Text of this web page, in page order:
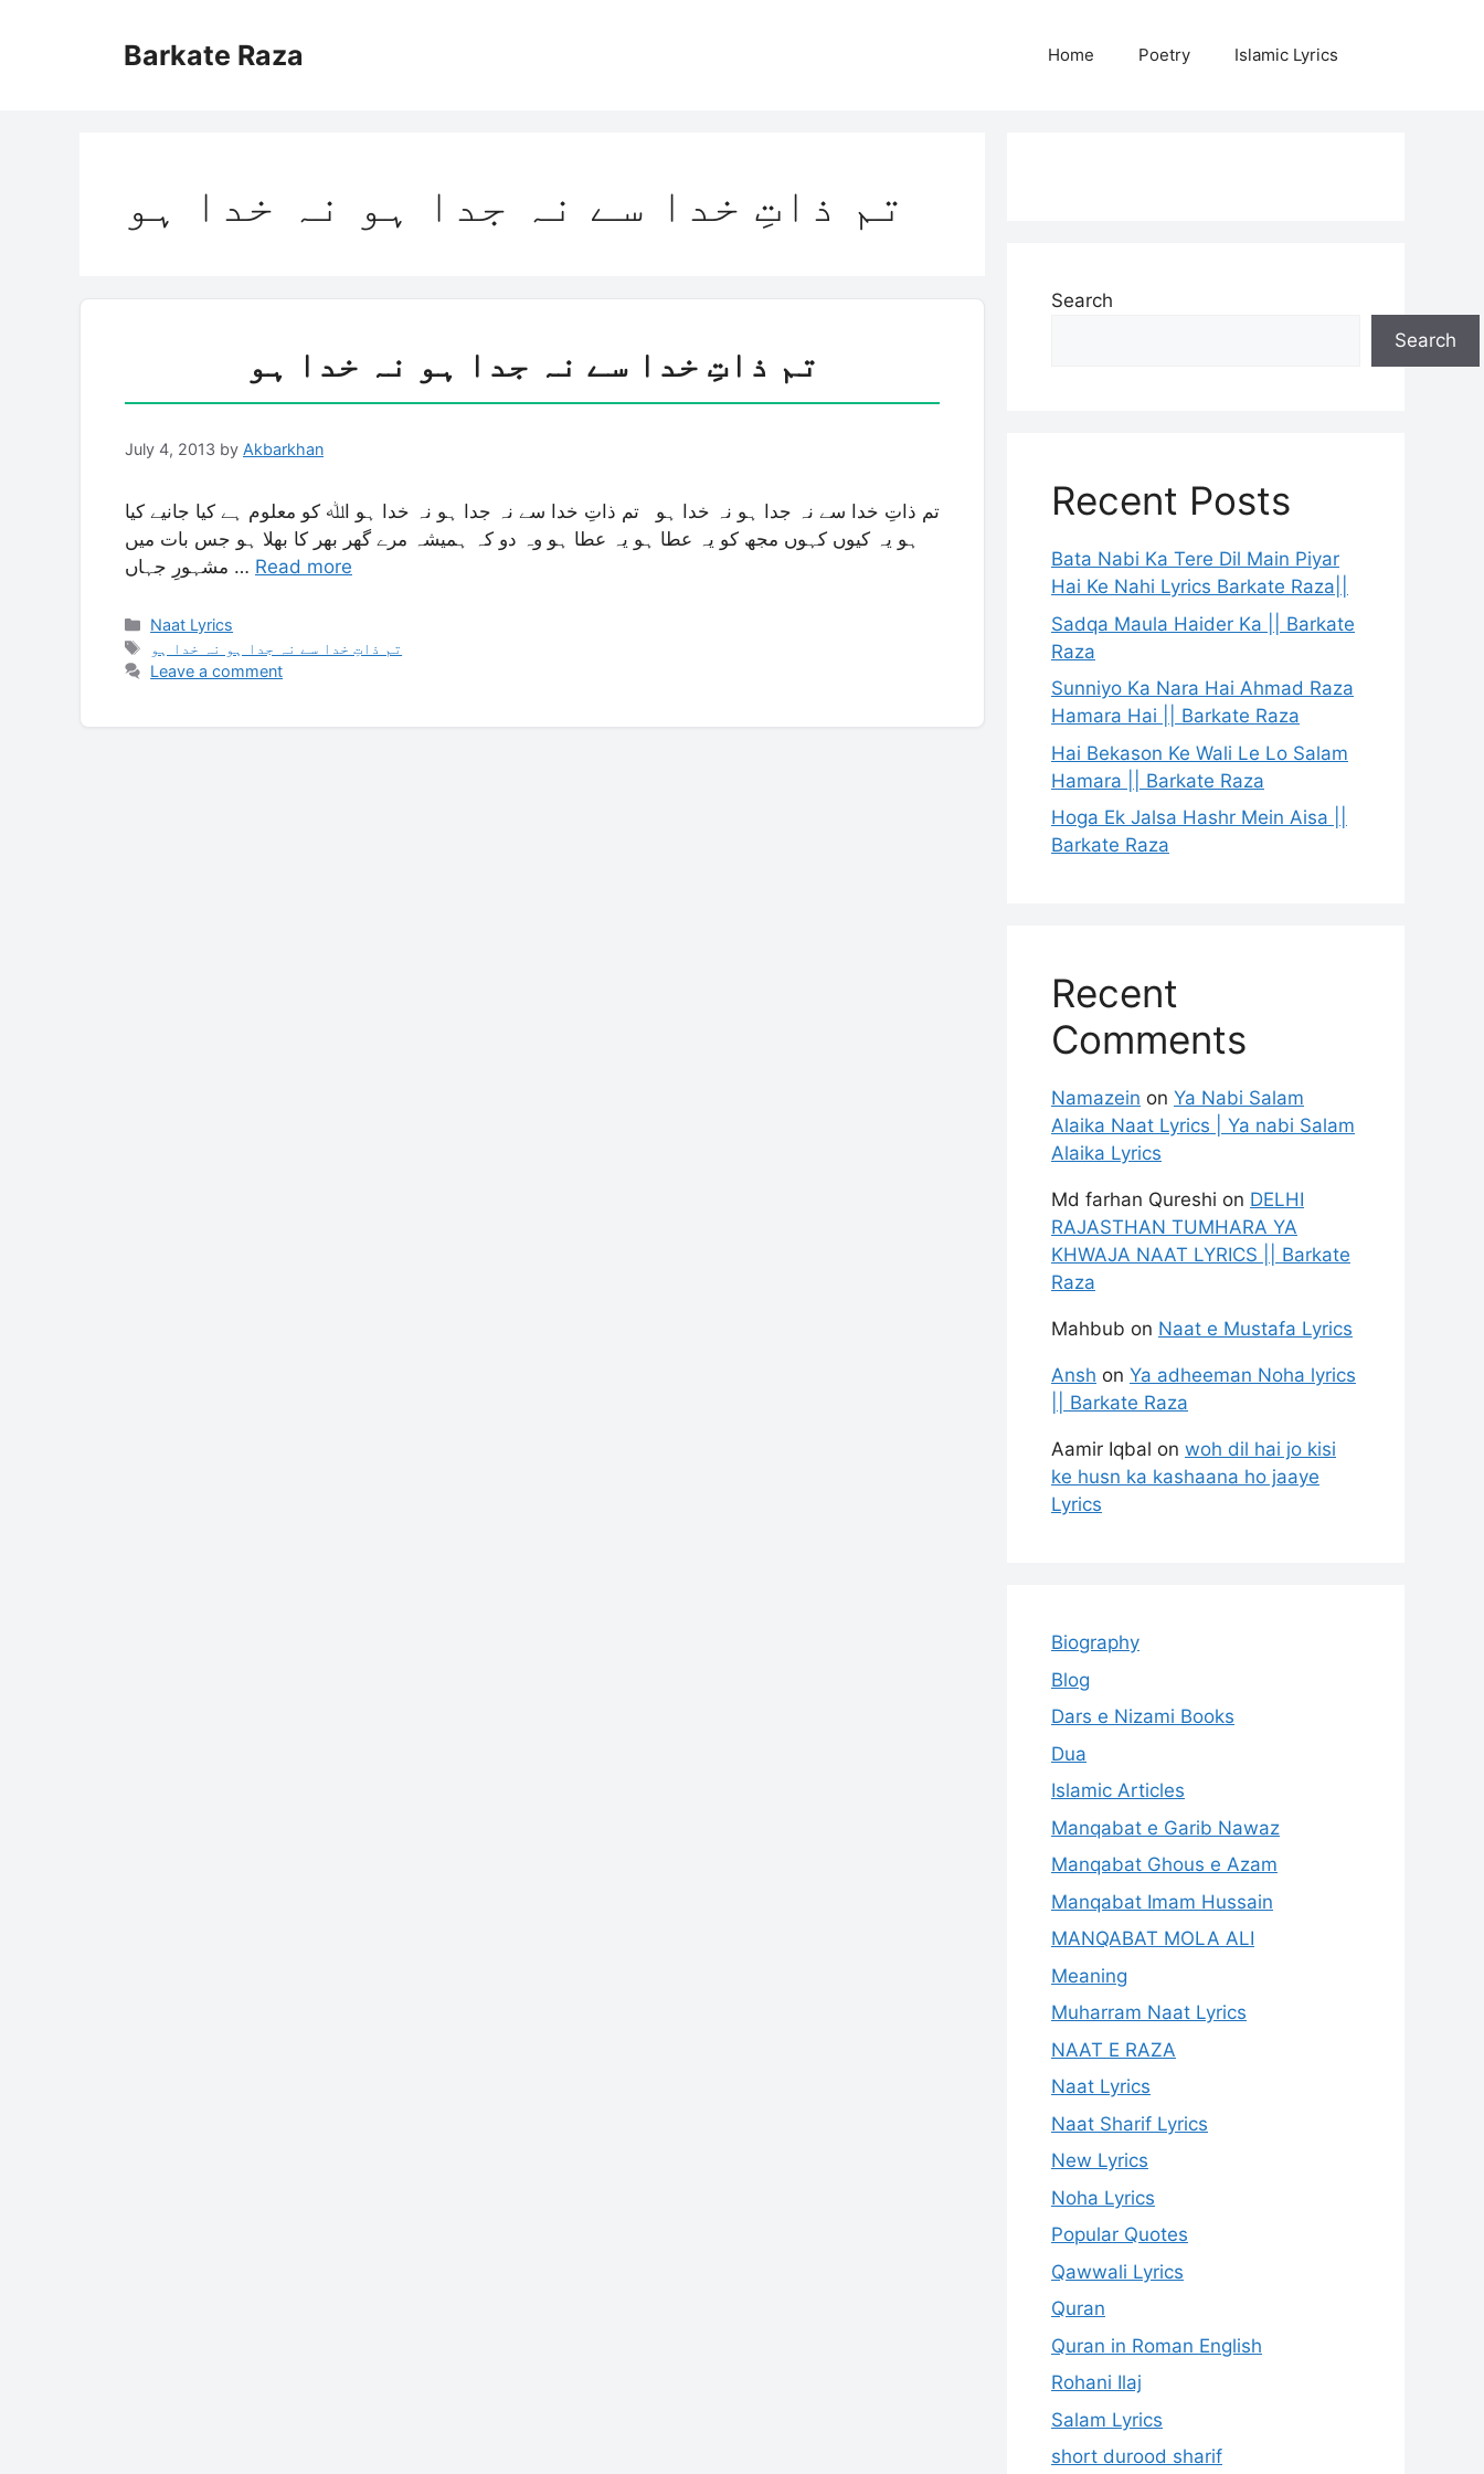
Barkate Raza Home Poetry Islamic Lyrics
تم ذاتِ خدا سے نہ جدا ہو نہ خدا ہو
تم ذاتِ خدا سے نہ جدا ہو نہ خدا ہو
July 4, 2013 by Akbarkhan
تم ذاتِ خدا سے نہ جدا ہو نہ خدا ہو تم ذاتِ خدا سے نہ جدا ہو نہ خدا ہو اﷲ کو معلوم ہے کیا جانیے کیا
ہو یہ کیوں کہوں مجھ کو یہ عطا ہو یہ عطا ہو وہ دو کہ ہمیشہ مرے گھر بھر کا بھلا ہو جس بات میں
مشہورِ جہاں … Read more
Categories
Naat Lyrics
Tags
تم ذاتِ خدا سے نہ جدا ہو نہ خدا ہو
Leave a comment
Search
Search
Recent Posts
Bata Nabi Ka Tere Dil Main Piyar
Hai Ke Nahi Lyrics Barkate Raza||
Sadqa Maula Haider Ka || Barkate
Raza
Sunniyo Ka Nara Hai Ahmad Raza
Hamara Hai || Barkate Raza
Hai Bekason Ke Wali Le Lo Salam
Hamara || Barkate Raza
Hoga Ek Jalsa Hashr Mein Aisa ||
Barkate Raza
Recent
Comments
Namazein on Ya Nabi Salam
Alaika Naat Lyrics | Ya nabi Salam
Alaika Lyrics
Md farhan Qureshi on DELHI
RAJASTHAN TUMHARA YA
KHWAJA NAAT LYRICS || Barkate
Raza
Mahbub on Naat e Mustafa Lyrics
Ansh on Ya adheeman Noha lyrics
|| Barkate Raza
Aamir Iqbal on woh dil hai jo kisi
ke husn ka kashaana ho jaaye
Lyrics
Biography
Blog
Dars e Nizami Books
Dua
Islamic Articles
Manqabat e Garib Nawaz
Manqabat Ghous e Azam
Manqabat Imam Hussain
MANQABAT MOLA ALI
Meaning
Muharram Naat Lyrics
NAAT E RAZA
Naat Lyrics
Naat Sharif Lyrics
New Lyrics
Noha Lyrics
Popular Quotes
Qawwali Lyrics
Quran
Quran in Roman English
Rohani Ilaj
Salam Lyrics
short durood sharif